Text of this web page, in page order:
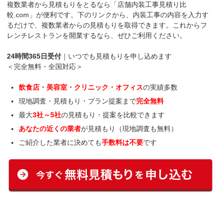
複数業者から見積もりをとるなら「店舗内装工事見積り比
較.com」が便利です。下のリンクから、内装工事の内容を入力す
るだけで、複数業者からの見積もりを取得できます。これからフ
レンチレストランを開業するなら、ぜひご利用ください。
24時間365日受付 ｜いつでも見積もりを申し込めます
＜完全無料・全国対応＞
飲食店・美容室・クリニック・オフィスの実績多数
現地調査・見積もり・プラン提案まで完全無料
最大3社～5社の見積もり・提案を比較できます
あなたの近くの業者が見積もり（現地調査も無料）
ご紹介した業者に決めても手数料は不要です